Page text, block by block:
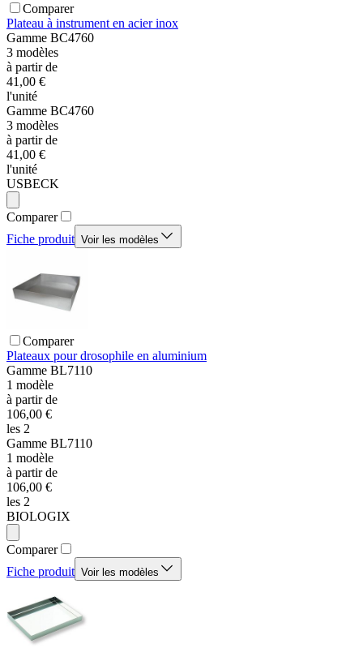
Comparer
Plateau à instrument en acier inox
Gamme BC4760
3 modèles
à partir de
41,00 €
l'unité
Gamme BC4760
3 modèles
à partir de
41,00 €
l'unité
USBECK
Comparer
Fiche produit Voir les modèles
Comparer
Plateaux pour drosophile en aluminium
Gamme BL7110
1 modèle
à partir de
106,00 €
les 2
Gamme BL7110
1 modèle
à partir de
106,00 €
les 2
BIOLOGIX
Comparer
Fiche produit Voir les modèles